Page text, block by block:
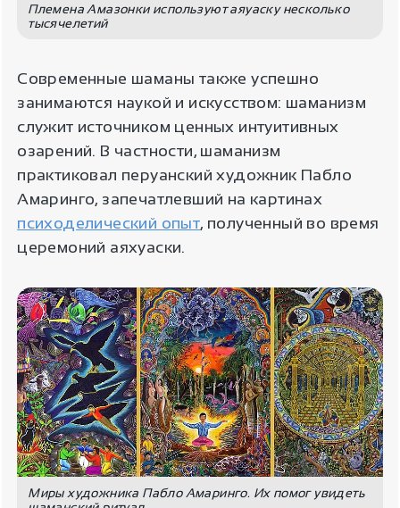
Племена Амазонки используют аяуаску несколько
тысячелетий
Современные шаманы также успешно
занимаются наукой и искусством: шаманизм
служит источником ценных интуитивных
озарений. В частности, шаманизм
практиковал перуанский художник Пабло
Амаринго, запечатлевший на картинах
психоделический опыт, полученный во время
церемоний аяхуаски.
Миры художника Пабло Амаринго. Их помог увидеть